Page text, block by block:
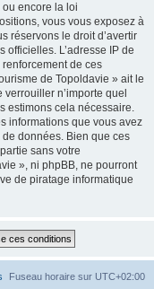
encore la loi
vous vous exposez à
réservons le droit d’avertir
officielles. L’adresse IP de
de ces
de Topoldavie » ait le
n’importe quel
estimons cela nécessaire.
informations que vous avez
données. Bien que ces
sans votre
», ni phpBB, ne pourront
de piratage informatique
Fuseau horaire sur UTC+02:00